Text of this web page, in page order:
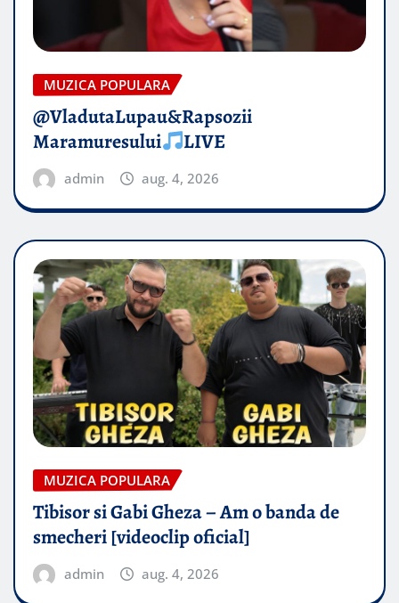
MUZICA POPULARA
@VladutaLupau&Rapsozii
Maramuresului
LIVE
admin aug. 4, 2026
MUZICA POPULARA
Tibisor si Gabi Gheza – Am o banda de
smecheri [videoclip oficial]
admin aug. 4, 2026